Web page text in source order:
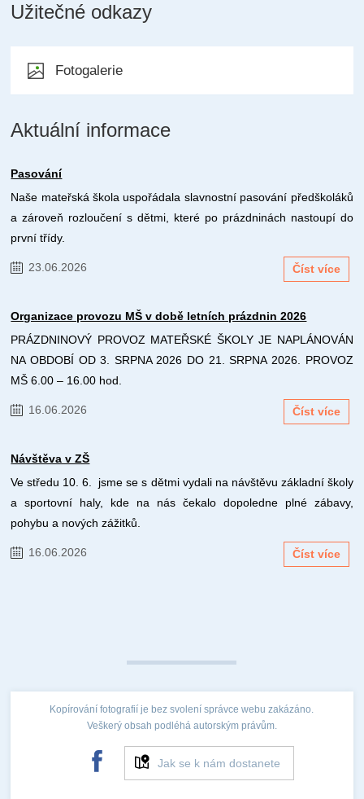
Užitečné odkazy
Fotogalerie
Aktuální informace
Pasování
Naše mateřská škola uspořádala slavnostní pasování předškoláků
a zároveň rozloučení s dětmi, které po prázdninách nastoupí do
první třídy.
23.06.2026 Číst více
Organizace provozu MŠ v době letních prázdnin 2026
PRÁZDNINOVÝ PROVOZ MATEŘSKÉ ŠKOLY JE NAPLÁNOVÁN
NA OBDOBÍ OD 3. SRPNA 2026 DO 21. SRPNA 2026. PROVOZ
MŠ 6.00 – 16.00 hod.
16.06.2026 Číst více
Návštěva v ZŠ
Ve středu 10. 6. jsme se s dětmi vydali na návštěvu základní školy
a sportovní haly, kde na nás čekalo dopoledne plné zábavy,
pohybu a nových zážitků.
16.06.2026 Číst více
Kopírování fotografií je bez svolení správce webu zakázáno.
Veškerý obsah podléhá autorským právům.
Jak se k nám dostanete